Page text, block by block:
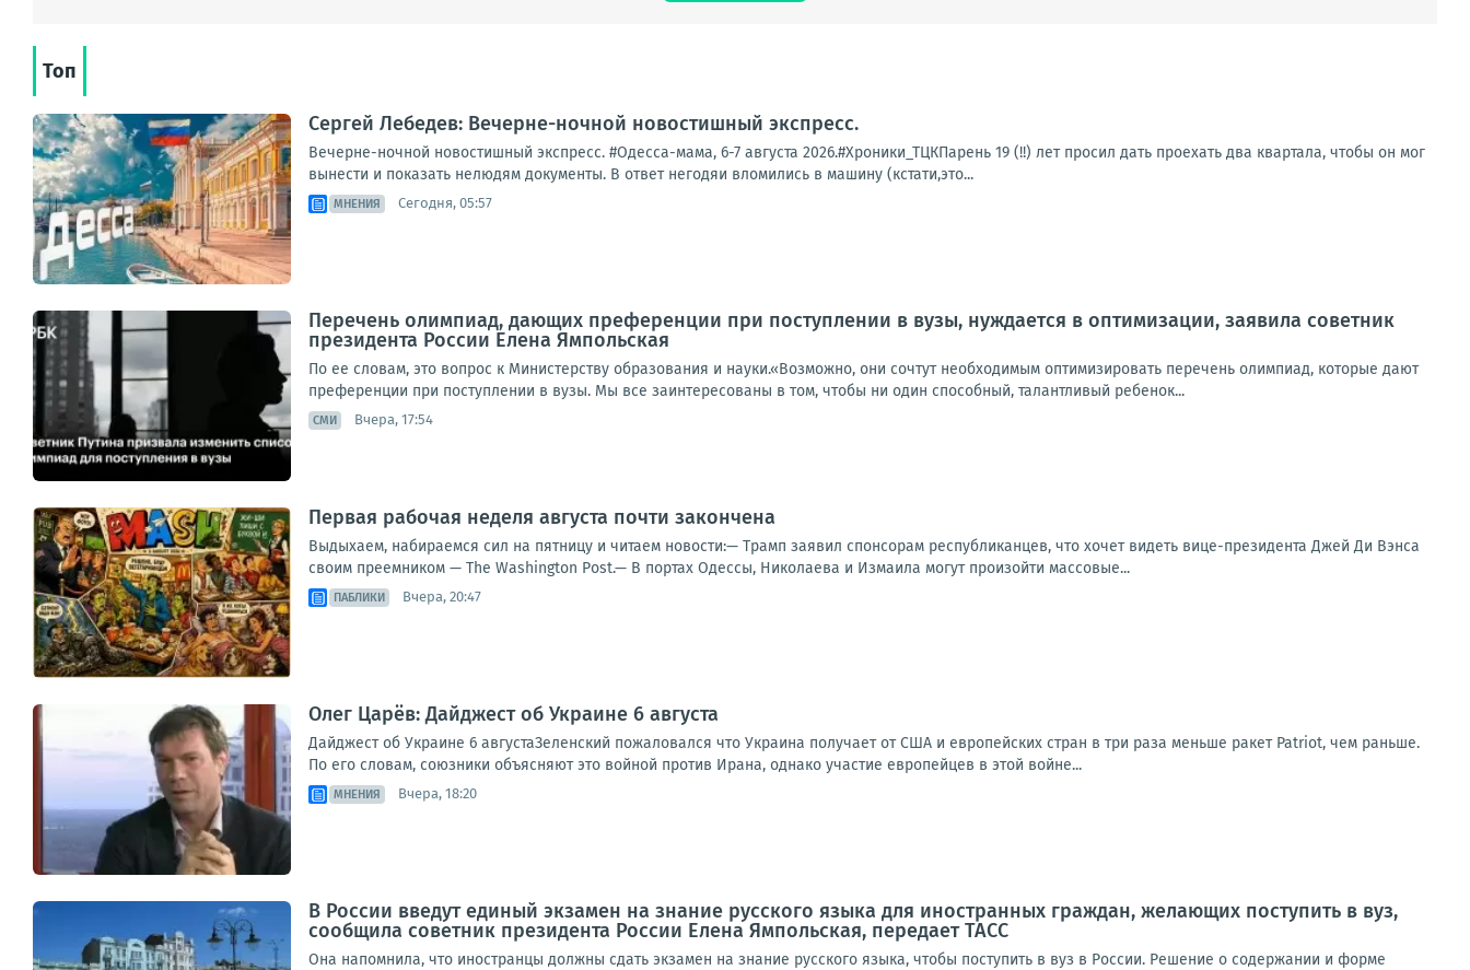
Топ
Сергей Лебедев: Вечерне-ночной новостишный экспресс.
Вечерне-ночной новостишный экспресс. #Одесса-мама, 6-7 августа 2026.#Хроники_ТЦКПарень 19 (!!) лет просил дать проехать два квартала, чтобы он мог
вынести и показать нелюдям документы. В ответ негодяи вломились в машину (кстати,это...
МНЕНИЯ Сегодня, 05:57
Перечень олимпиад, дающих преференции при поступлении в вузы, нуждается в оптимизации, заявила советник
президента России Елена Ямпольская
По ее словам, это вопрос к Министерству образования и науки.«Возможно, они сочтут необходимым оптимизировать перечень олимпиад, которые дают
преференции при поступлении в вузы. Мы все заинтересованы в том, чтобы ни один способный, талантливый ребенок...
СМИ Вчера, 17:54
Первая рабочая неделя августа почти закончена
Выдыхаем, набираемся сил на пятницу и читаем новости:— Трамп заявил спонсорам республиканцев, что хочет видеть вице-президента Джей Ди Вэнса
своим преемником — The Washington Post.— В портах Одессы, Николаева и Измаила могут произойти массовые...
ПАБЛИКИ Вчера, 20:47
Олег Царёв: Дайджест об Украине 6 августа
Дайджест об Украине 6 августаЗеленский пожаловался что Украина получает от США и европейских стран в три раза меньше ракет Patriot, чем раньше.
По его словам, союзники объясняют это войной против Ирана, однако участие европейцев в этой войне...
МНЕНИЯ Вчера, 18:20
В России введут единый экзамен на знание русского языка для иностранных граждан, желающих поступить в вуз,
сообщила советник президента России Елена Ямпольская, передает ТАСС
Она напомнила, что иностранцы должны сдать экзамен на знание русского языка, чтобы поступить в вуз в России. Решение о содержании и форме